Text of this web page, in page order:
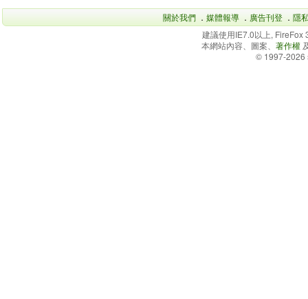
關於我們 ． 媒體報導 ． 廣告刊登 ． 隱
建議使用IE7.0以上,
本網站內容、圖案、 著作權
© 1997-2026